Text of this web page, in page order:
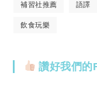
補習社推薦 語譯
飲食玩樂
讚好我們